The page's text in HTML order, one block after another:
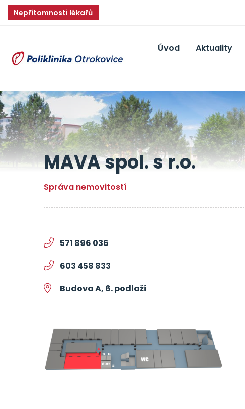
Nepřítomnosti lékařů
Úvod Aktuality
MAVA spol. s r.o.
Správa nemovitostí
571 896 036
603 458 833
Budova A, 6. podlaží